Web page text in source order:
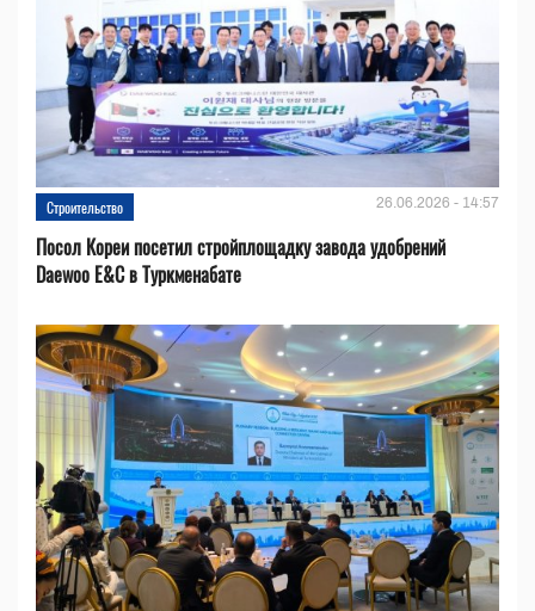
Строительство 26.06.2026 - 14:57
Посол Кореи посетил стройплощадку завода удобрений
Daewoo E&C в Туркменабате